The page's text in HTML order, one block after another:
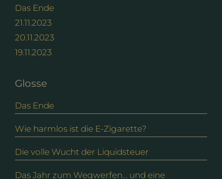
Das Ende
21.11.2023
20.11.2023
19.11.2023
Glosse
Das Ende
Wie harmlos ist die E-Zigarette?
Die volle Wucht der Liquidsteuer
Das Jahr zum Wegwerfen… und eine